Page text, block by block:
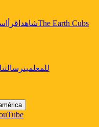
شاهد اقرأ
The Earth Cubs
للمعلمينرسالتنا